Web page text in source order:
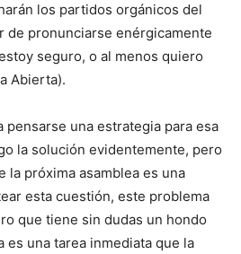
los partidos orgánicos del
de pronunciarse enérgicamente
seguro, o al menos quiero
Abierta).
pensarse una estrategia para esa
la solución evidentemente, pero
la próxima asamblea es una
esta cuestión, este problema
que tiene sin dudas un hondo
es una tarea inmediata que la